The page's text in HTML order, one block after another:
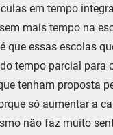
em tempo
mais tempo na
que essas escolas
tempo parcial para
tenham proposta
só aumentar a
não faz muito